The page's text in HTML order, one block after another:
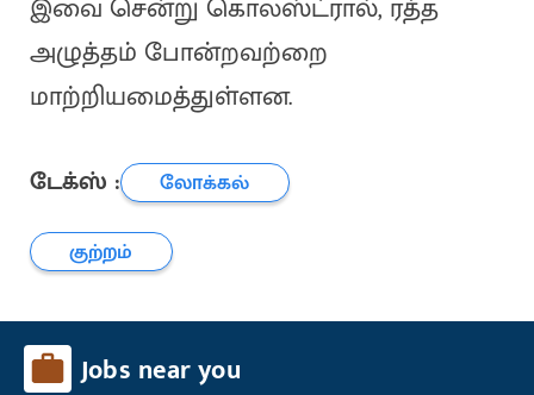
இவை சென்று கொலஸ்ட்ரால், ரத்த
அழுத்தம் போன்றவற்றை
மாற்றியமைத்துள்ளன.
டேக்ஸ் :
லோக்கல்
குற்றம்
Jobs near you